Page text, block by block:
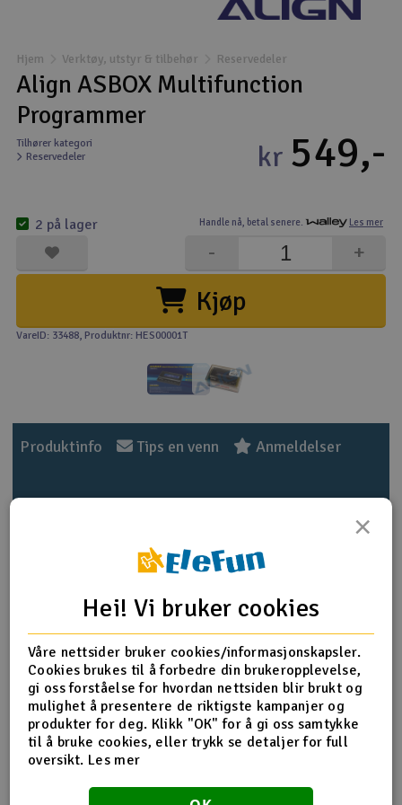
Droner
Droner for FPV
Fly
Helikopter
Kamerautstyr
Modellbygging, LEGO & byggesett
Modelljernbane
Motor & tilbehør
Outlet
Smarthjem, lek & hobby
Solenergi
Sparkesykler & elkjøretøy
Verktøy, utstyr & tilbehør
Gavekort
Hjem Verktøy, utstyr & tilbehør Reservedeler
Align ASBOX Multifunction
Programmer
Tilhører kategori
Reservedeler
Handle nå, betal senere. Les mer
kr 549,-
Kjøp
+
-
2 på lager
VareID: 33488, Produktnr: HES00001T
Produktinfo Tips en venn Anmeldelser
Works as an individual equipment to set the ESC, each
programmable option is displayed on LCD screen allow for
easy setup. Works as an USB adapter to link the ESC with
PC to update the ESC firmware or set the parameter by the
USB Link Software on PC. Works as a Lipo battery
voltmeter to measure the voltage of the whole battery
pack and each cell. Light pocket size design, easy for carry.
Suitable for ALIGN RCE-BL100A ESC and RCE-BL130A ESC.
Input Voltage: DC 4.5V - 12.6V
Weight: 65g
×
Hei! Vi bruker cookies
Våre nettsider bruker cookies/informasjonskapsler.
Cookies brukes til å forbedre din brukeropplevelse,
gi oss forståelse for hvordan nettsiden blir brukt og
mulighet å presentere de riktigste kampanjer og
produkter for deg. Klikk "OK" for å gi oss samtykke
til å bruke cookies, eller trykk se detaljer for full
oversikt. Les mer